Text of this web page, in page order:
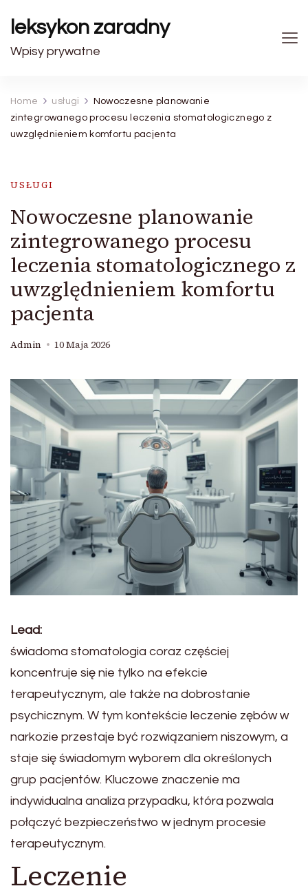
leksykon zaradny
Wpisy prywatne
Home usługi
Nowoczesne planowanie
zintegrowanego procesu leczenia stomatologicznego z
uwzględnieniem komfortu pacjenta
USŁUGI
Nowoczesne planowanie
zintegrowanego procesu
leczenia stomatologicznego z
uwzględnieniem komfortu
pacjenta
Admin 10 Maja 2026
Lead:
świadoma stomatologia coraz częściej
koncentruje się nie tylko na efekcie
terapeutycznym, ale także na dobrostanie
psychicznym. W tym kontekście leczenie zębów w
narkozie przestaje być rozwiązaniem niszowym, a
staje się świadomym wyborem dla określonych
grup pacjentów. Kluczowe znaczenie ma
indywidualna analiza przypadku, która pozwala
połączyć bezpieczeństwo w jednym procesie
terapeutycznym.
Leczenie